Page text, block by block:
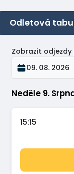
Odletová
Neděle 9.
Zobrazit odjezdy
09. 08. 2026
15:15